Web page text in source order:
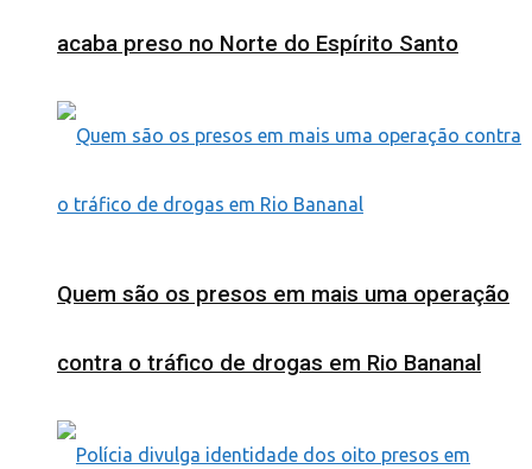
acaba preso no Norte do Espírito Santo
Quem são os presos em mais uma operação
contra o tráfico de drogas em Rio Bananal